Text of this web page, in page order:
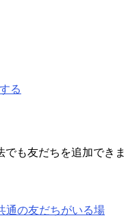
る
も友だちを追加できま
通の友だちがいる場